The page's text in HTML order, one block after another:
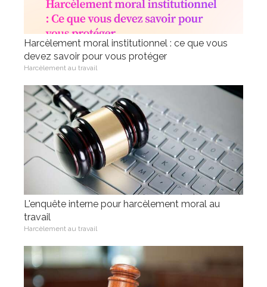
Harcèlement moral institutionnel : ce que vous
devez savoir pour vous protéger
Harcèlement au travail
L'enquête interne pour harcèlement moral au
travail
Harcèlement au travail